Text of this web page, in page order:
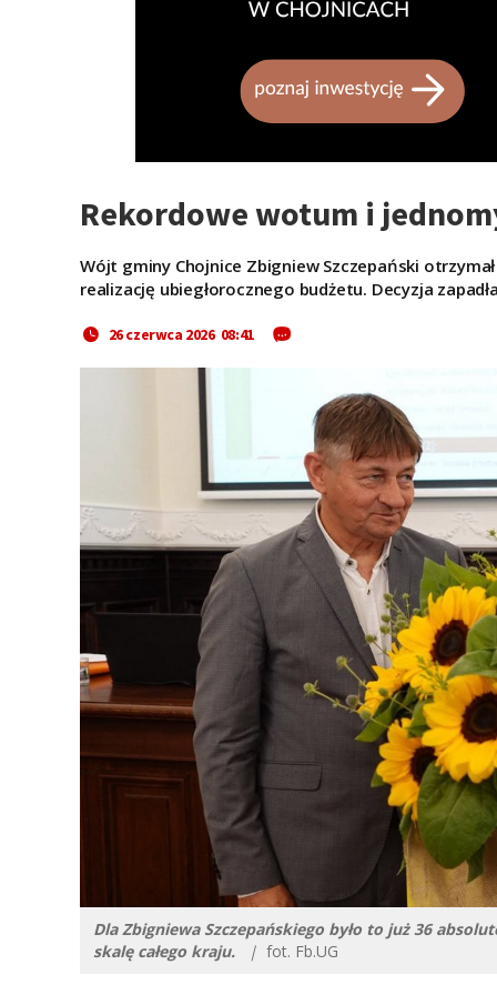
Rekordowe wotum i
Wójt gminy Chojnice Zbigniew Szczepański
realizację ubiegłorocznego budżetu. Decyzja
26 czerwca 2026 08:41
Dla Zbigniewa Szczepańskiego było to już 36
skalę całego kraju. | fot. Fb.UG